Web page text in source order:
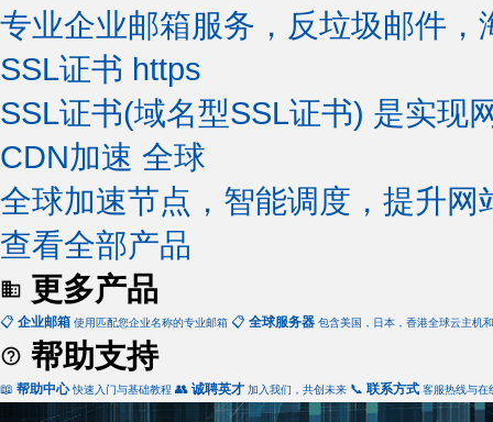
专业企业邮箱服务，反垃圾邮件，
SSL证书 https
SSL证书(域名型SSL证书) 是实现
CDN加速 全球
全球加速节点，智能调度，提升网
查看全部产品
更多产品
📋 企业邮箱 使用匹配您企业名称的专业邮箱 📋 全球服务器 包含美国，日本，香港全球云主机
帮助支持
📖 帮助中心 快速入门与基础教程 👥 诚聘英才 加入我们，共创未来 📞 联系方式 客服热线与在